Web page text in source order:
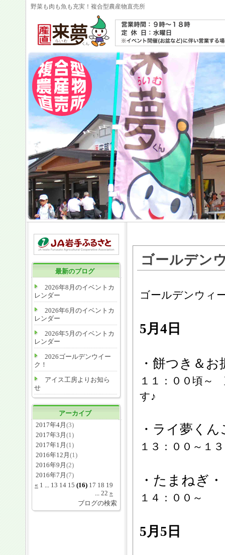
野菜も肉も魚も充実！複合型農産物直売所
最新のブログ
2026年8月のイベントカ
レンダー
2026年6月のイベントカ
レンダー
2026年5月のイベントカ
レンダー
2026ゴールデンウイー
ク！
アイス工房よりお知ら
せ
アーカイブ
2017年4月 (3)
2017年3月 (1)
2017年1月 (1)
2016年12月 (1)
2016年9月 (2)
2016年7月 (7)
« 1 ... 13 14 15 (16) 17 18 19
... 22 »
ブログの検索
ゴールデン
ゴールデンウィ
5月4日
・餅つき＆
１１：００頃～
す♪
・ライ夢く
１３：００～１
・たまねぎ
１４：００～
5月5日